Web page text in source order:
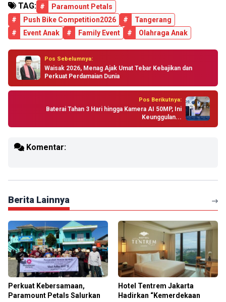
TAG: #
Paramount Petals
#
Push Bike Competition2026 #
Tangerang
#
Event Anak # Family Event # Olahraga Anak
Pos Sebelumnya:
Waisak 2026, Menag Ajak Umat Tebar Kebajikan dan
Perkuat Perdamaian Dunia
Pos Berikutnya:
Baterai Tahan 3 Hari hingga Kamera AI 50MP, Ini
Keunggulan...
Komentar:
Berita Lainnya
Perkuat Kebersamaan,
Paramount Petals Salurkan
Hotel Tentrem Jakarta
Hadirkan “Kemerdekaan